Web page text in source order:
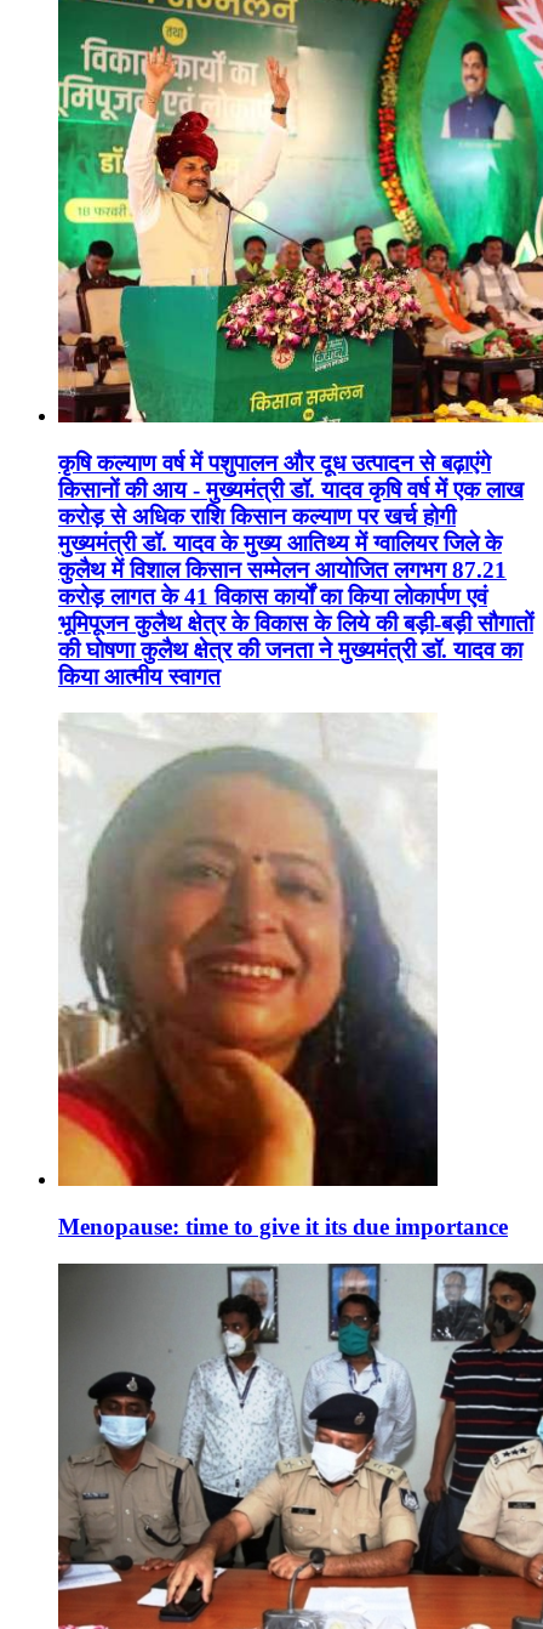
कृषि कल्याण वर्ष में पशुपालन और दूध उत्पादन से बढ़ाएंगे
किसानों की आय - मुख्यमंत्री डॉ. यादव कृषि वर्ष में एक लाख
करोड़ से अधिक राशि किसान कल्याण पर खर्च होगी
मुख्यमंत्री डॉ. यादव के मुख्य आतिथ्य में ग्वालियर जिले के
कुलैथ में विशाल किसान सम्मेलन आयोजित लगभग 87.21
करोड़ लागत के 41 विकास कार्यों का किया लोकार्पण एवं
भूमिपूजन कुलैथ क्षेत्र के विकास के लिये की बड़ी-बड़ी सौगातों
की घोषणा कुलैथ क्षेत्र की जनता ने मुख्यमंत्री डॉ. यादव का
किया आत्मीय स्वागत
Menopause: time to give it its due importance